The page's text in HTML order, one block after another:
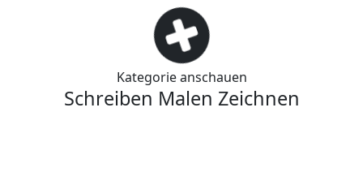
Kategorie anschauen
Schreiben Malen Zeichnen